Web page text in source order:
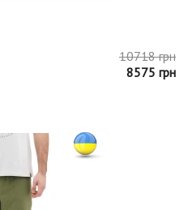
10718 грн
8575 грн